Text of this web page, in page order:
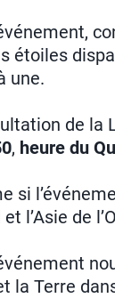
étoiles
une.
de
, heure du
si
et l’Asie de
la Terre